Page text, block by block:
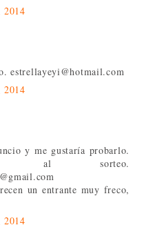
2014
estrellayeyi@hotmail.com
2014
y me gustaría probarlo.
al sorteo.
un entrante muy freco,
2014